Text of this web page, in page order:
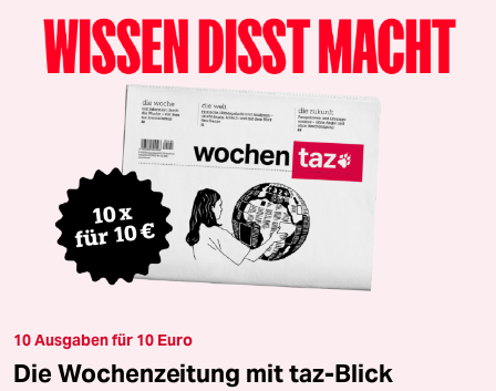
10 Ausgaben für 10 Euro
Die Wochenzeitung mit taz-Blick